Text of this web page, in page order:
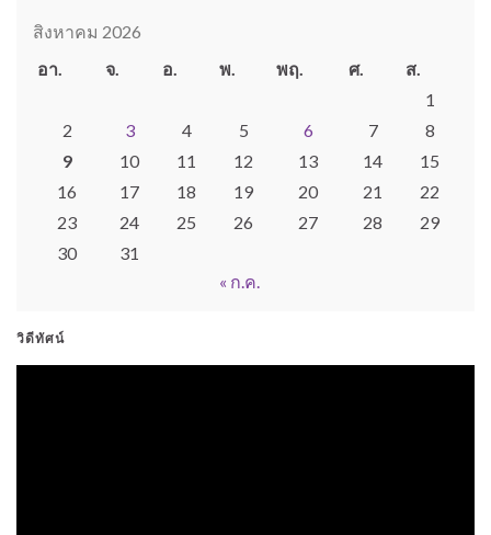
สิงหาคม 2026
อา.
จ. อ. พ. พฤ. ศ.
ส.
1
2
3 4 5 6 7
8
9
10 11 12 13 14
15
16
17 18 19 20 21
22
23
24 25 26 27 28
29
30
31
« ก.ค.
วิดีทัศน์